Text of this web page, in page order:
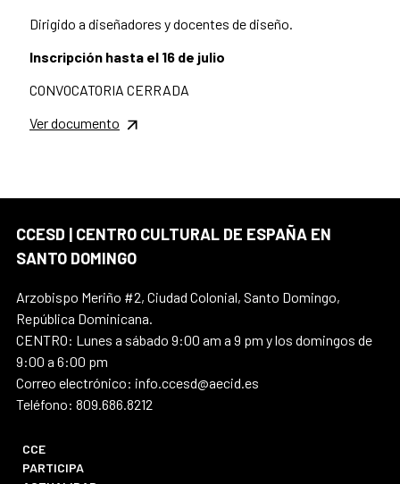
Dirigido a diseñadores y docentes de diseño.
Inscripción hasta el 16 de julio
CONVOCATORIA CERRADA
Ver documento
CCESD | CENTRO CULTURAL DE ESPAÑA EN
SANTO DOMINGO
Arzobispo Meriño #2, Ciudad Colonial, Santo Domingo,
República Dominicana.
CENTRO: Lunes a sábado 9:00 am a 9 pm y los domingos de
9:00 a 6:00 pm
Correo electrónico: info.ccesd@aecid.es
Teléfono: 809.686.8212
CCE
PARTICIPA